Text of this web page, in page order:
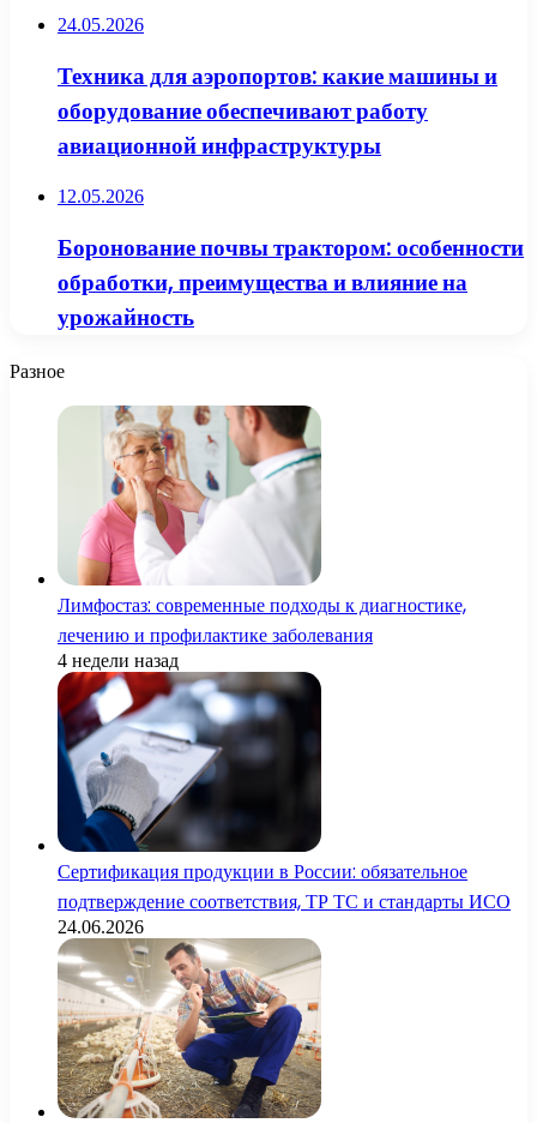
24.05.2026
Техника для аэропортов: какие машины и
оборудование обеспечивают работу
авиационной инфраструктуры
12.05.2026
Боронование почвы трактором: особенности
обработки, преимущества и влияние на
урожайность
Разное
Лимфостаз: современные подходы к диагностике,
лечению и профилактике заболевания
4 недели назад
Сертификация продукции в России: обязательное
подтверждение соответствия, ТР ТС и стандарты ИСО
24.06.2026